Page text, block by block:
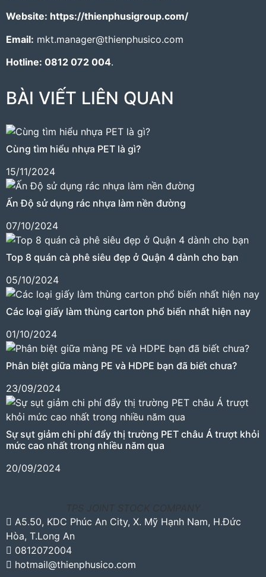
Website: https://thienphusigroup.com/
Email: mkt.manager@thienphusico.com
Hotline: 0812 072 004.
BÀI VIẾT LIÊN QUAN
Cùng tìm hiểu nhựa PET là gì?
15/11/2024
Ấn Độ sử dụng rác nhựa làm nền đường
07/10/2024
Top 8 quán cà phê siêu đẹp ở Quận 4 dành cho bạn
05/10/2024
Các loại giấy làm thùng carton phổ biến nhất hiện nay
01/10/2024
Phân biệt giữa màng PE và HDPE bạn đã biết chưa?
23/09/2024
Sự sụt giảm chi phí đẩy thị trường PET châu Á trượt khỏi
mức cao nhất trong nhiều năm qua
20/09/2024
TPS JOINT STOCK COMPANY
A5.50, KDC Phúc An City, X. Mỹ Hạnh Nam, H.Đức
Hòa, T.Long An
0812072004
hotmail@thienphusico.com